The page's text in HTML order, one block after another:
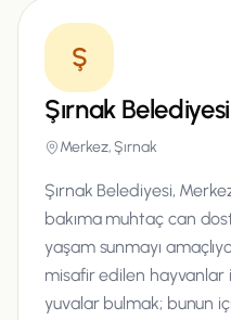
Ş
Şırnak Belediyesi
Merkez, Şırnak
Şırnak Belediyesi,
bakıma muhtaç can
yaşam sunmayı
misafir edilen hayvanlar
yuvalar bulmak; bunun